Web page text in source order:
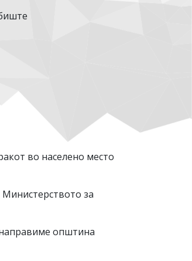
во населено место
за
општина